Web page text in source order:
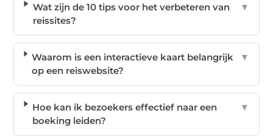
Wat zijn de 10 tips voor het verbeteren van
reissites?
▼
Waarom is een interactieve kaart belangrijk
op een reiswebsite?
▼
Hoe kan ik bezoekers effectief naar een
boeking leiden?
▼